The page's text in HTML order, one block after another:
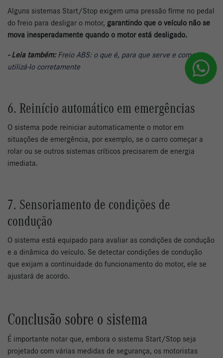
Alguns sistemas Start/Stop exigem uma pressão firme no pedal
do freio para desligar o motor, garantindo que o veículo não se
mova inesperadamente quando o motor está desligado.
- Leia também: Freio ABS: o que é, para que serve e como
utilizá-lo corretamente
6. Reinício automático em emergências
O sistema pode reiniciar automaticamente o motor em
situações de emergência, por exemplo, se o carro começar a
rolar ou se outros sistemas críticos precisarem de energia
imediata.
7. Sensoriamento de condições de
condução
O sistema está equipado para avaliar as condições de condução
e a dinâmica do veículo. Se detectar condições de condução
que exijam a continuidade do funcionamento do motor, ele se
ajustará de acordo.
Conclusão sobre o sistema
É importante notar que, embora o sistema Start/Stop seja
projetado com várias medidas de segurança, os motoristas